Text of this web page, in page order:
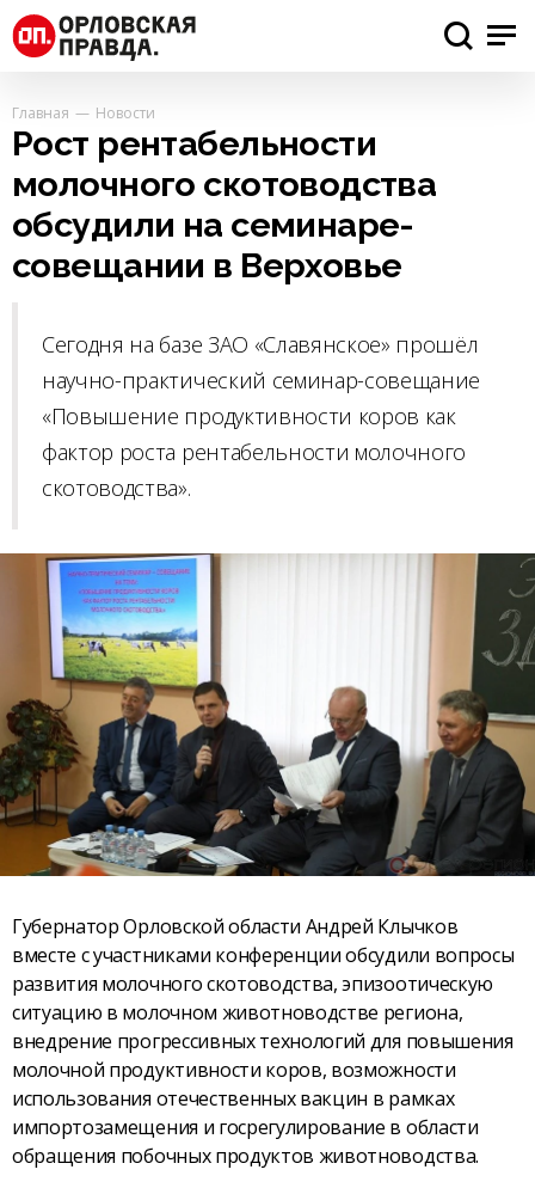
Главная Новости
Рост рентабельности
молочного скотоводства
обсудили на семинаре-
совещании в Верховье
Сегодня на базе ЗАО «Славянское» прошёл
научно-практический семинар-совещание
«Повышение продуктивности коров как
фактор роста рентабельности молочного
скотоводства».
Губернатор Орловской области Андрей Клычков
вместе с участниками конференции обсудили вопросы
развития молочного скотоводства, эпизоотическую
ситуацию в молочном животноводстве региона,
внедрение прогрессивных технологий для повышения
молочной продуктивности коров, возможности
использования отечественных вакцин в рамках
импортозамещения и госрегулирование в области
обращения побочных продуктов животноводства.